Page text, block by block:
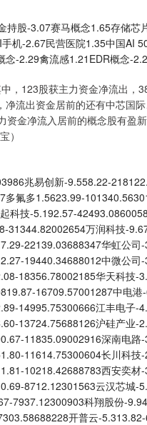
持股-3.07赛马概念1.65存储芯
机-2.67民营医院1.35中国AI
-2.29禽流感1.21EDR概念-
，123股获主力资金净流出，
流出资金居前的还有中芯国
金净流入居前的概念股有盈
）
兆易创新-9.558.22-
氟多1.5623.99-
科技-5.192.57-
31344.82002654万润科技-
22139.03688347华虹公司
19440.34688012中微公司
18356.78002185华天科技-
16709.57001287中电港
14995.75300666江丰电子-
13724.75688126沪硅产业-
11835.09002916深南电路
11614.75300604长川科技
10218.42688783西安奕材
8712.12301563云汉芯城-
7937.12300903科翔股份-
开普云-